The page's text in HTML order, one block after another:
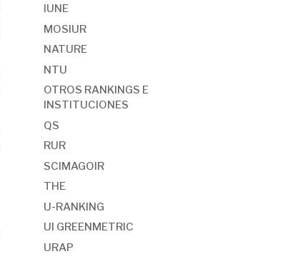
IUNE
MOSIUR
NATURE
NTU
OTROS RANKINGS E
INSTITUCIONES
QS
RUR
SCIMAGOIR
THE
U-RANKING
UI GREENMETRIC
URAP